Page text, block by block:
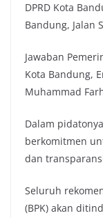
DPRD Kota
Bandung, Jalan
Jawaban
Kota Bandung,
Muhammad
Dalam
berkomitmen
dan
Seluruh
(BPK) akan